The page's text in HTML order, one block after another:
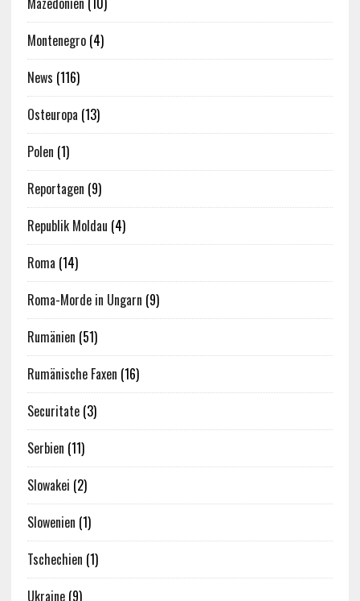
Montenegro(4)
News (116)
Osteuropa (13)
Polen (1)
Reportagen (9)
Republik Moldau (4)
Roma (14)
Roma-Morde in Ungarn (9)
Rumänien (51)
Rumänische Faxen (16)
Securitate(3)
Serbien (11)
Slowakei (2)
Slowenien (1)
Tschechien (1)
Ukraine(9)